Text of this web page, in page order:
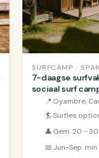
SURFCAMP ·
7-daagse
sociaal surf
Optioneel)
📍 Oyambre,
🏄Surfles
👤 Gem. 20 -
📅 Jun-Sep: